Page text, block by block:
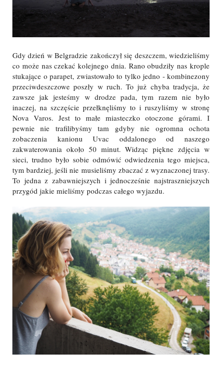
Gdy dzień w Belgradzie zakończył się deszczem, wiedzieliśmy
co może nas czekać kolejnego dnia. Rano obudziły nas krople
stukające o parapet, zwiastowało to tylko jedno - kombinezony
przeciwdeszczowe poszły w ruch. To już chyba tradycja, że
zawsze jak jesteśmy w drodze pada, tym razem nie było
inaczej, na szczęście przełknęliśmy to i ruszyliśmy w stronę
Nova Varos. Jest to małe miasteczko otoczone górami. I
pewnie nie trafilibyśmy tam gdyby nie ogromna ochota
zobaczenia kanionu Uvac oddalonego od naszego
zakwaterowania około 50 minut. Widząc piękne zdjęcia w
sieci, trudno było sobie odmówić odwiedzenia tego miejsca,
tym bardziej, jeśli nie musieliśmy zbaczać z wyznaczonej trasy.
To jedna z zabawniejszych i jednocześnie najstraszniejszych
przygód jakie mieliśmy podczas całego wyjazdu.